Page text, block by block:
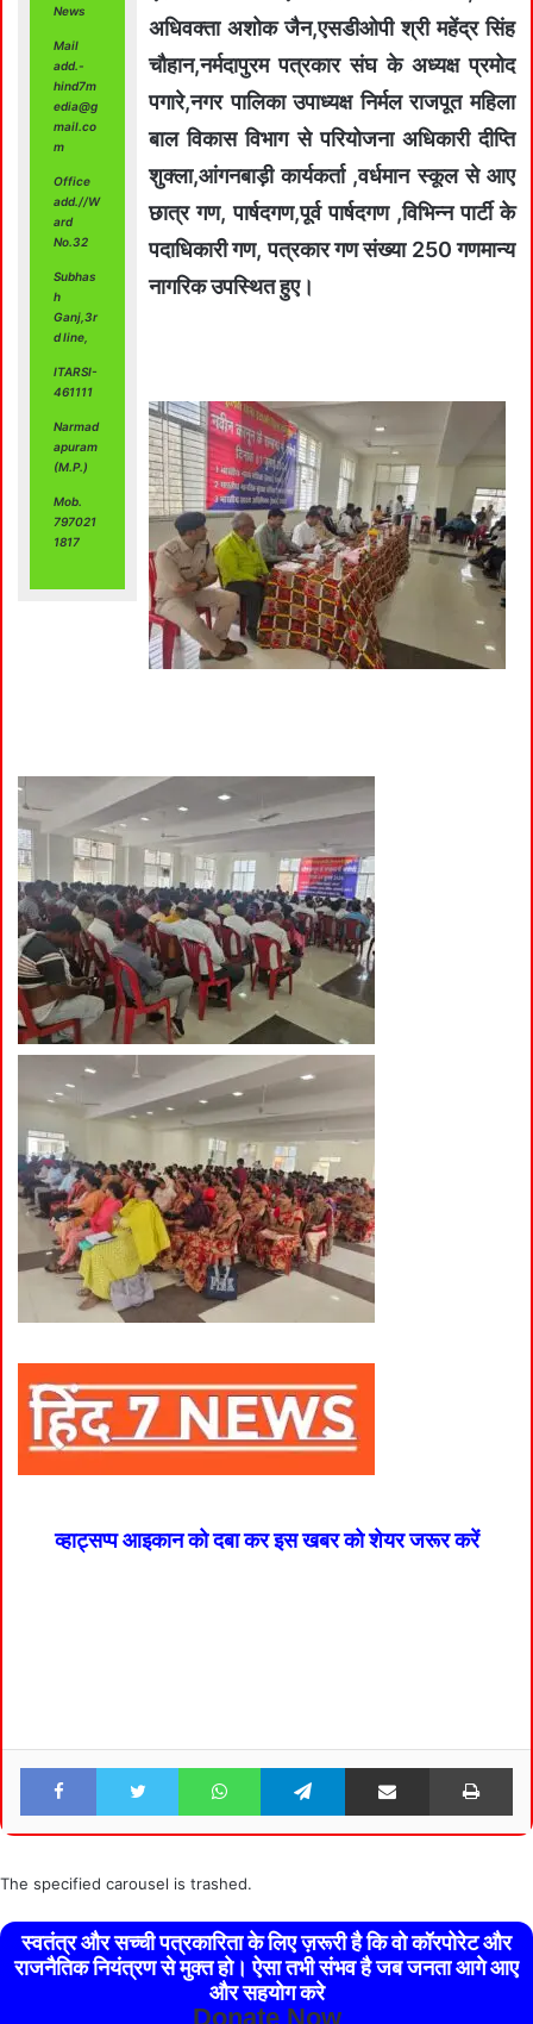
News
Mail
add.-
hind7m
edia@g
mail.co
m
Office
add.//W
ard
No.32
Subhas
h
Ganj,3r
d line,
ITARSI-
461111
Narmad
apuram
(M.P.)
Mob.
797021
1817
अधिवक्ता अशोक जैन,एसडीओपी श्री महेंद्र सिंह
चौहान,नर्मदापुरम पत्रकार संघ के अध्यक्ष प्रमोद
पगारे,नगर पालिका उपाध्यक्ष निर्मल राजपूत महिला
बाल विकास विभाग से परियोजना अधिकारी दीप्ति
शुक्ला,आंगनबाड़ी कार्यकर्ता ,वर्धमान स्कूल से आए
छात्र गण, पार्षदगण,पूर्व पार्षदगण ,विभिन्न पार्टी के
पदाधिकारी गण, पत्रकार गण संख्या 250 गणमान्य
नागरिक उपस्थित हुए।
व्हाट्सप्प आइकान को दबा कर इस खबर को शेयर जरूर करें
Facebook Twitter WhatsApp Telegram Share via Email
The specified carousel is trashed.
स्वतंत्र और सच्ची पत्रकारिता के लिए ज़रूरी है कि वो कॉरपोरेट और
राजनैतिक नियंत्रण से मुक्त हो। ऐसा तभी संभव है जब जनता आगे आए
और सहयोग करे
Donate Now